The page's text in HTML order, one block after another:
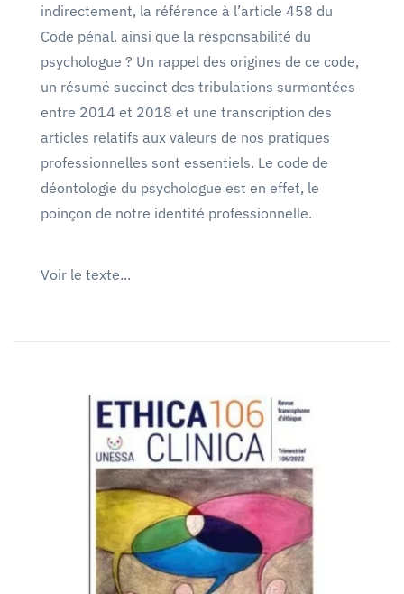
indirectement, la référence à l’article 458 du
Code pénal. ainsi que la responsabilité du
psychologue ? Un rappel des origines de ce code,
un résumé succinct des tribulations surmontées
entre 2014 et 2018 et une transcription des
articles relatifs aux valeurs de nos pratiques
professionnelles sont essentiels. Le code de
déontologie du psychologue est en effet, le
poinçon de notre identité professionnelle.
Voir le texte...